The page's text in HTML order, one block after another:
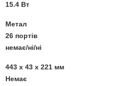
15.4 Вт
Метал
26 портів
немає/ні/ні
443 х 43 х 221 мм
Немає